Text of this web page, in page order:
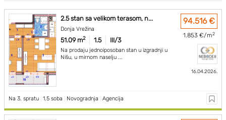
2.5 stan sa velikom terasom, n...
Donja Vrežina
51.09 m2 1.5 III/3
Na prodaju jednoiposoban stan u izgradnji u
Nišu, u mirnom naselju ...
94.516 €
1.853 €/m2
16.04.2026.
Na 3. spratu 1.5 soba Novogradnja Agencija